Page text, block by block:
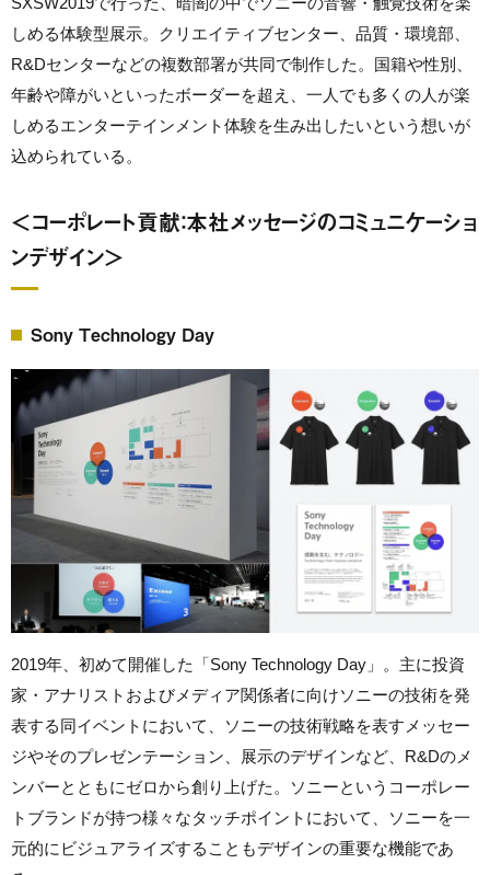
しめる体験型展示。クリエイティブセンター、品質・環境部、
R&Dセンターなどの複数部署が共同で制作した。国籍や性別、
年齢や障がいといったボーダーを超え、一人でも多くの人が楽
しめるエンターテインメント体験を生み出したいという想いが
込められている。
＜コーポレート貢献：本社メッセージのコミュニケーショ
ンデザイン＞
Sony Technology Day
2019年、初めて開催した「Sony Technology Day」。主に投資
家・アナリストおよびメディア関係者に向けソニーの技術を発
表する同イベントにおいて、ソニーの技術戦略を表すメッセー
ジやそのプレゼンテーション、展示のデザインなど、R&Dのメ
ンバーとともにゼロから創り上げた。ソニーというコーポレー
トブランドが持つ様々なタッチポイントにおいて、ソニーを一
元的にビジュアライズすることもデザインの重要な機能であ